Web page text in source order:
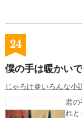
24
僕の手は暖かいで
じゃろけ＠いろんな小
君の
れと